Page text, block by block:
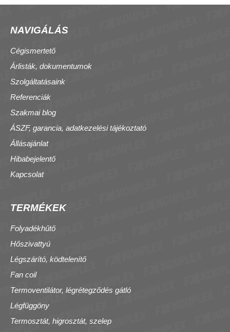
NAVIGÁLÁS
Cégismertető
Árlisták, dokumentumok
Szolgáltatásaink
Referenciák
Szakmai blog
ÁSZF, garancia, adatkezelési tájékoztató
Állásajánlat
Hibabejelentő
Kapcsolat
TERMÉKEK
Folyadékhűtő
Hőszivattyú
Légszárító, ködtelenítő
Fan coil
Termoventilátor, légrétegződés gátló
Légfüggöny
Termosztát, higrosztát, szelep